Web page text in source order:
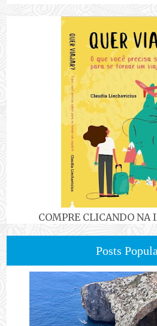
COMPRE CLICANDO NA
Posts